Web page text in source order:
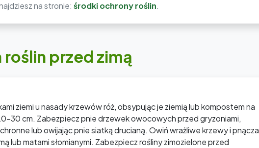
na stronie: środki ochrony roślin.
przed zimą
ziemi u nasady krzewów róż, obsypując je ziemią lub kompostem na
30 cm. Zabezpiecz pnie drzewek owocowych przed gryzoniami,
lub owijając pnie siatką drucianą. Owiń wrażliwe krzewy i pnącza
lub matami słomianymi. Zabezpiecz rośliny zimozielone przed